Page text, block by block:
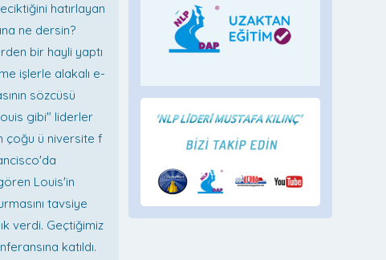
hatırlayan
ne dersin?
bir hayli yaptı
işlerle alakalı e-
sözcüsü
gibi" liderler
çoğu ü niversite f
Louis'in
tavsiye
verdi. Geçtiğimiz
katıldı.